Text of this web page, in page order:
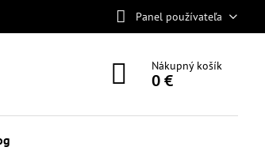
Panel používateľa
Nákupný košík
0 €